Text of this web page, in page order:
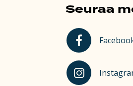
Seuraa
Kauhajoki